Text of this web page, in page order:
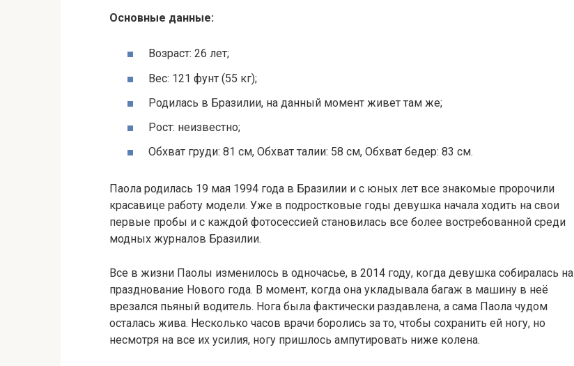
Основные данные:
Возраст: 26 лет;
Вес: 121 фунт (55 кг);
Родилась в Бразилии, на данный момент живет там же;
Рост: неизвестно;
Обхват груди: 81 см, Обхват талии: 58 см, Обхват бедер: 83 см.
Паола родилась 19 мая 1994 года в Бразилии и с юных лет все знакомые пророчили
красавице работу модели. Уже в подростковые годы девушка начала ходить на свои
первые пробы и с каждой фотосессией становилась все более востребованной среди
модных журналов Бразилии.
Все в жизни Паолы изменилось в одночасье, в 2014 году, когда девушка собиралась на
празднование Нового года. В момент, когда она укладывала багаж в машину в неё
врезался пьяный водитель. Нога была фактически раздавлена, а сама Паола чудом
осталась жива. Несколько часов врачи боролись за то, чтобы сохранить ей ногу, но
несмотря на все их усилия, ногу пришлось ампутировать ниже колена.